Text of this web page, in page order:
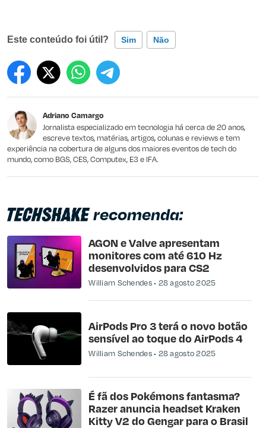
Este conteúdo foi útil? Sim Não
Este conteúdo contém informação incorreta
Outro
Adriano Camargo
Jornalista especializado em tecnologia há cerca de 20 anos,
escreve textos, matérias, artigos, colunas e reviews e tem
experiência na cobertura de alguns dos maiores eventos de tech do
mundo, como BGS, CES, Computex, E3 e IFA.
recomenda:
AGON e Valve apresentam
monitores com até 610 Hz
desenvolvidos para CS2
William Schendes 28 agosto 2025
AirPods Pro 3 terá o novo botão
sensível ao toque do AirPods 4
William Schendes 28 agosto 2025
É fã dos Pokémons fantasma?
Razer anuncia headset Kraken
Kitty V2 do Gengar para o Brasil